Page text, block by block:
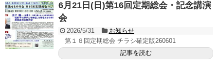
6月21日(日)第16回定期総会・記念講演
会
2026/5/31
お知らせ
第１６回定期総会 チラシ確定版260601
記事を読む